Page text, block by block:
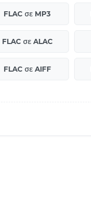
FLAC σε MP3
FLAC σε ALAC
FLAC σε AIFF